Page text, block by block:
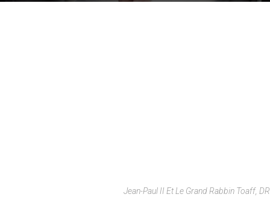
Jean-Paul II Et Le Grand Rabbin Toaff, DR